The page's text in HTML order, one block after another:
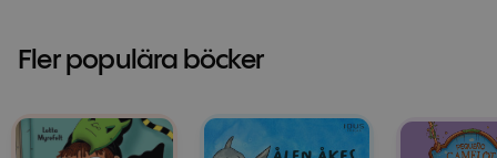
Fler populära böcker